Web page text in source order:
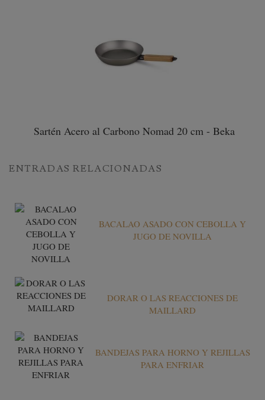
Sartén Acero al Carbono Nomad 20 cm - Beka
ENTRADAS RELACIONADAS
BACALAO ASADO CON CEBOLLA Y
JUGO DE NOVILLA
DORAR O LAS REACCIONES DE
MAILLARD
BANDEJAS PARA HORNO Y REJILLAS
PARA ENFRIAR